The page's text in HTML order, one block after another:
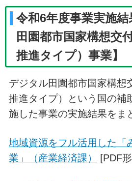
令和6年度事業実施
田園都市国家構想交
推進タイプ）事業】
デジタル田園都市国家構想
推進タイプ）という国の補
施した事業の実施結果をま
地域資源をフル活用した「
業」（産業経済課）
[PDF